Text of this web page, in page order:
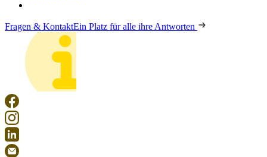
Fragen & KontaktEin Platz für alle ihre Antworten